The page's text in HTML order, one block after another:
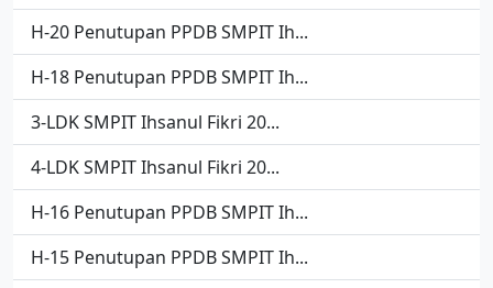
H-20 Penutupan PPDB SMPIT Ih...
H-18 Penutupan PPDB SMPIT Ih...
3-LDK SMPIT Ihsanul Fikri 20...
4-LDK SMPIT Ihsanul Fikri 20...
H-16 Penutupan PPDB SMPIT Ih...
H-15 Penutupan PPDB SMPIT Ih...